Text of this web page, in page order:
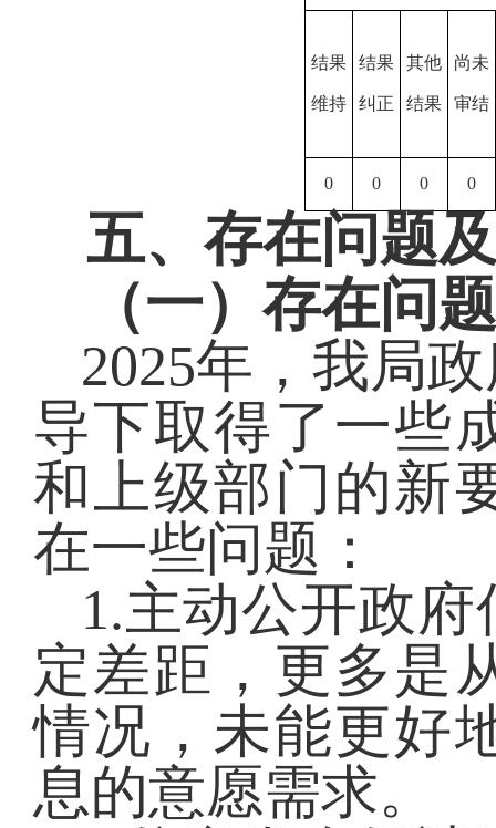
结果
维持
结果
纠正
其他
结果
尚未
审结
0 0 0 0
五、存在问题
（一）存在问题
2025年，我局
导下取得了一些
和上级部门的新
在一些问题：
1.主动公开政
定差距，更多是
情况，未能更好
息的意愿需求。